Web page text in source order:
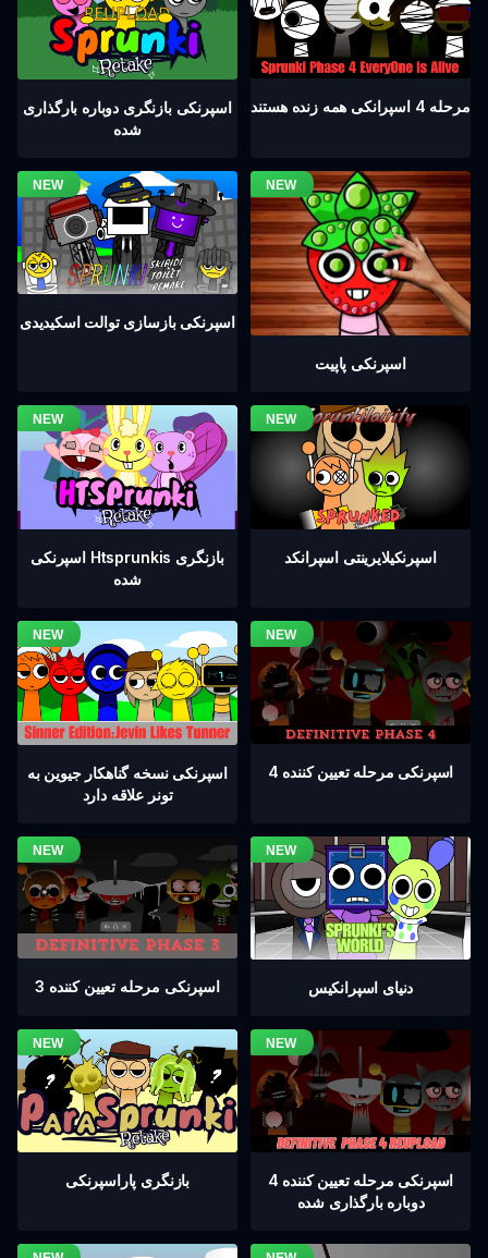
اسپرنکی بازنگری دوباره بارگذاری
شده
مرحله 4 اسپرانکی همه زنده هستند
اسپرنکی بازسازی توالت اسکیدیدی
اسپرنکی پاپیت
اسپرنکی Htsprunkis بازنگری
شده
اسپرنکیلایرینتی اسپرانکد
اسپرنکی نسخه گناهکار جیوین به
تونر علاقه دارد
اسپرنکی مرحله تعیین کننده 4
اسپرنکی مرحله تعیین کننده 3 دنیای اسپرانکیس
بازنگری پاراسپرنکی
اسپرنکی مرحله تعیین کننده 4
دوباره بارگذاری شده